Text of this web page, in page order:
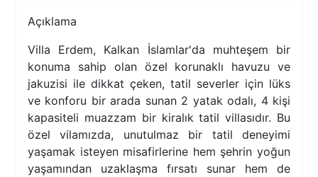
Açıklama
Villa Erdem, Kalkan İslamlar'da muhteşem bir
konuma sahip olan özel korunaklı havuzu ve
jakuzisi ile dikkat çeken, tatil severler için lüks
ve konforu bir arada sunan 2 yatak odalı, 4 kişi
kapasiteli muazzam bir kiralık tatil villasıdır. Bu
özel vilamızda, unutulmaz bir tatil deneyimi
yaşamak isteyen misafirlerine hem şehrin yoğun
yaşamından uzaklaşma fırsatı sunar hem de